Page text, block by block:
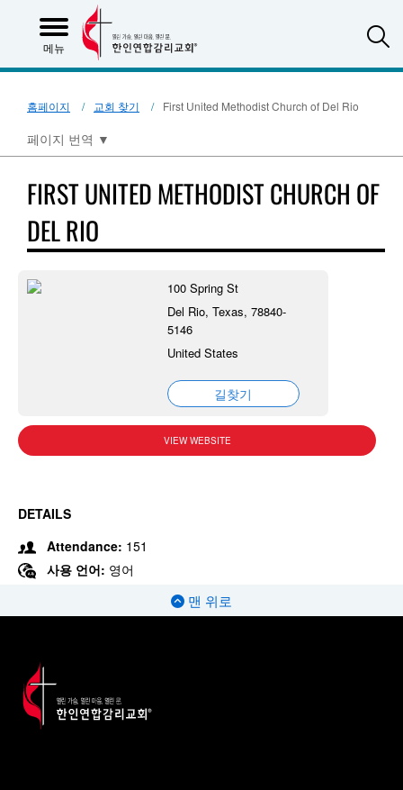
메뉴
홈페이지 교회 찾기 First United Methodist Church of Del Rio
페이지 번역 ▼
FIRST UNITED METHODIST CHURCH OF
DEL RIO
100 Spring St
Del Rio, Texas, 78840-
5146
United States
길찾기
VIEW WEBSITE
DETAILS
Attendance: 151
사용 언어: 영어
맨 위로